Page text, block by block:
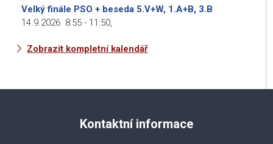
Velký finále PSO + beseda 5.V+W, 1.A+B, 3.B
14.9.2026 8:55 - 11:50,
Zobrazit kompletní kalendář
Kontaktní informace